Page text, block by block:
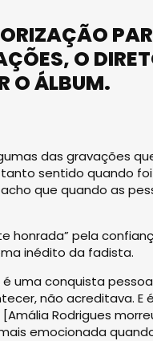
O
O ÁLBUM.
das gravações
sentido quando
que quando as
honrada” pela
inédito da fadista.
uma conquista
não acreditava.
Rodrigues
emocionada